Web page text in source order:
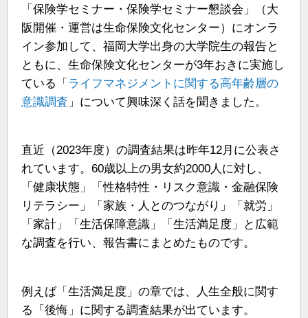
「保険学セミナー・保険学セミナー懇談会」（大
阪開催・運営は生命保険文化センター）にオンラ
イン参加して、福岡大学出身の大学院生の報告と
ともに、生命保険文化センターが3年おきに実施し
ている「 ライフマネジメントに関する高年齢層の
意識調査 」について興味深く話を聞きました。
直近（2023年度）の調査結果は昨年12月に公表さ
れています。60歳以上の男女約2000人に対し、
「健康状態」「性格特性・リスク意識・金融保険
リテラシー」「家族・人とのつながり」「就労」
「家計」「生活保障意識」「生活満足度」と広範
な調査を行い、報告書にまとめたものです。
例えば「生活満足度」の章では、人生全般に関す
る「後悔」に関する調査結果が出ています。